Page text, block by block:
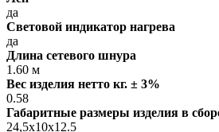
да
Световой индикатор нагрева
да
Длина сетевого шнура
1.60 м
Вес изделия нетто кг. ± 3%
0.58
Габаритные размеры изделия в
24,5x10x12.5